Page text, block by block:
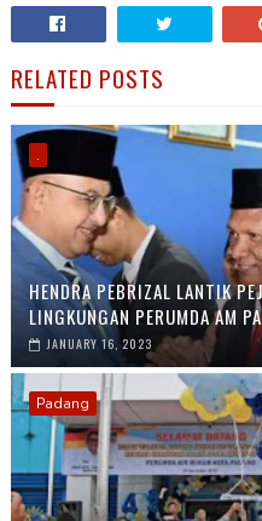
RELATED POSTS
.
HENDRA PEBRIZAL LANTIK
LINGKUNGAN PERUMDA AM
JANUARY 16, 2023
Padang